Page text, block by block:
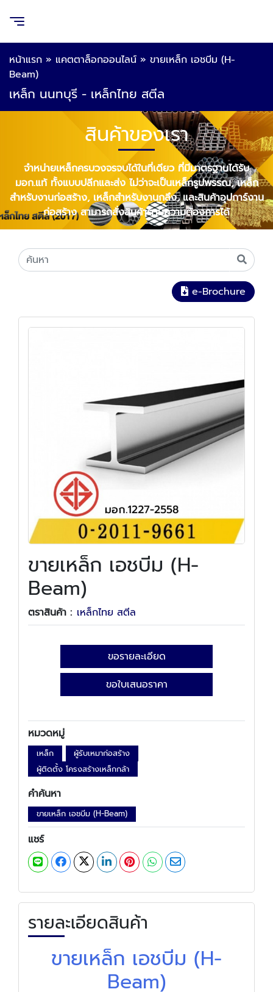
หน้าแรก » แคตตาล็อกออนไลน์ » ขายเหล็ก เอชบีม (H-
Beam)
เหล็ก นนทบุรี - เหล็กไทย สตีล
สินค้าของเรา
จำหน่ายเหล็กครบวงจรจบได้ในที่เดียว ที่มีมาตรฐานได้รับ
มอก.แท้ ทั้งแบบปลีกและส่ง ไม่ว่าจะเป็นเหล็กรูปพรรณ, เหล็ก
สำหรับงานก่อสร้าง, เหล็กสำหรับงานกลึง, และสินค้าอุปการ์งาน
ก่อสร้าง สามารถสั่งสินค้าตามความต้องการได้
e-Brochure
ขายเหล็ก เอชบีม (H-
Beam)
ตราสินค้า : เหล็กไทย สตีล
ขอรายละเอียด
ขอใบเสนอราคา
หมวดหมู่
เหล็ก
ผู้รับเหมาก่อสร้าง
ผู้ติดตั้ง โครงสร้างเหล็กกล้า
คำค้นหา
ขายเหล็ก เอชบีม (H-Beam)
แชร์
รายละเอียดสินค้า
ขายเหล็ก เอชบีม (H-
Beam)